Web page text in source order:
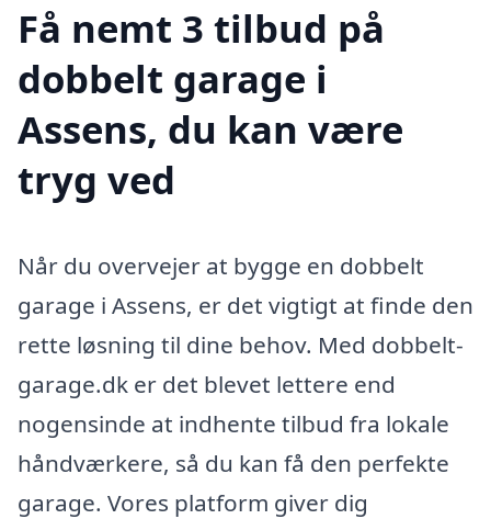
Få nemt 3 tilbud på
dobbelt garage i
Assens, du kan være
tryg ved
Når du overvejer at bygge en dobbelt
garage i Assens, er det vigtigt at finde den
rette løsning til dine behov. Med dobbelt-
garage.dk er det blevet lettere end
nogensinde at indhente tilbud fra lokale
håndværkere, så du kan få den perfekte
garage. Vores platform giver dig